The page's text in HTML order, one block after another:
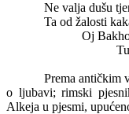
Ne valja dušu
Ta od žalosti
Oj
Prema antičkim
o ljubavi; rimski
Alkeja u pjesmi,